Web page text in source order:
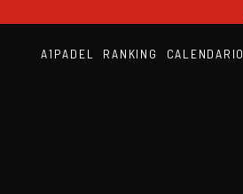
A1PADEL RANKING CALENDARIO